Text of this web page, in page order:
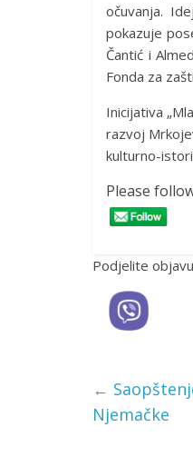
očuvanja.
pokazuje
Čantić i
Fonda za
Inicijativa
razvoj
kulturno-
Please
Podjelite
←
Njemačke